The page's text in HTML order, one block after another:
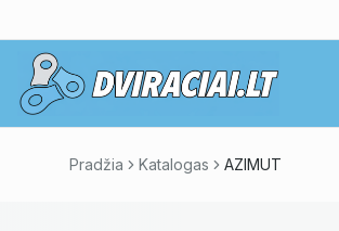
Pradžia Katalogas AZIMUT